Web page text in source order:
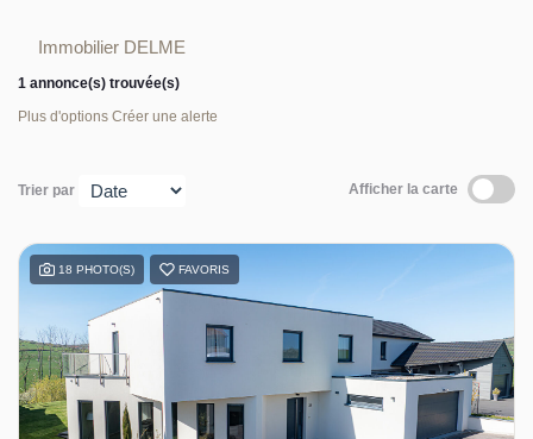
Immobilier DELME
1 annonce(s) trouvée(s)
Plus d'options Créer une alerte
Trier par Afficher la carte
18 PHOTO(S) FAVORIS